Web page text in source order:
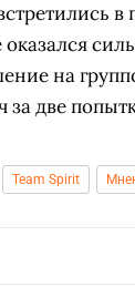
на
за две
Team Spirit